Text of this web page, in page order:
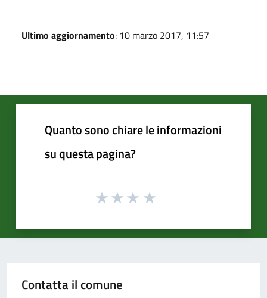
Ultimo aggiornamento: 10 marzo 2017, 11:57
Quanto sono chiare le informazioni
su questa pagina?
Contatta il comune